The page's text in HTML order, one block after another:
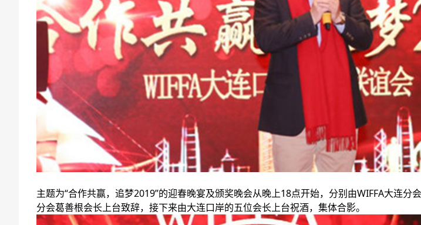
主题为“合作共赢，追梦2019”的迎春晚宴及颁奖晚会从晚上18点开始，分别由WIFFA大连分
分会葛善根会长上台致辞，接下来由大连口岸的五位会长上台祝酒，集体合影。